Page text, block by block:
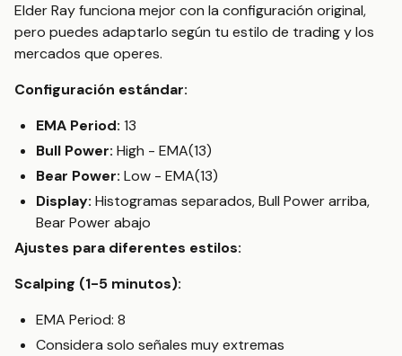
Elder Ray funciona mejor con la configuración original,
pero puedes adaptarlo según tu estilo de trading y los
mercados que operes.
Configuración estándar:
EMA Period: 13
Bull Power: High - EMA(13)
Bear Power: Low - EMA(13)
Display: Histogramas separados, Bull Power arriba,
Bear Power abajo
Ajustes para diferentes estilos:
Scalping (1-5 minutos):
EMA Period: 8
Considera solo señales muy extremas